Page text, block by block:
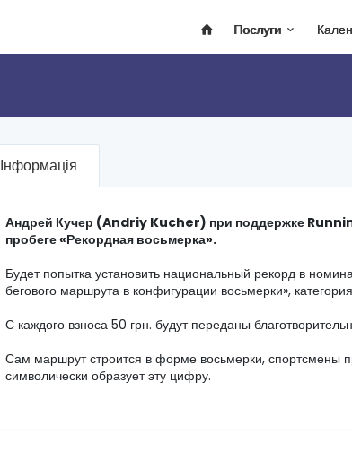
Послуги
Інформація
Андрей Кучер (Andriy Kucher) при поддержке
пробеге «Рекордная восьмерка».
Будет попытка установить национальный рекорд в
бегового маршрута в конфигурации восьмерки»,
С каждого взноса 50 грн. будут переданы
Сам маршрут строится в форме восьмерки, спортсмены
символически образует эту цифру.